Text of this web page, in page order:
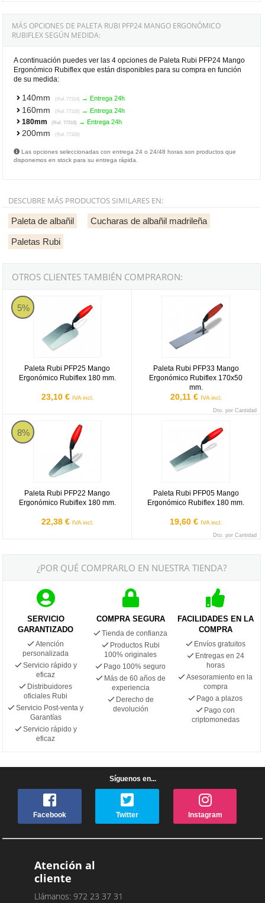
MÁS OPCIONES DE PALETA RUBI PFP24 MANGO ERGONÓMICO
RUBIFLEX SEGÚN MEDIDA:
A continuación puedes ver las 4 opciones de Paleta Rubi PFP24 Mango
Ergonómico Rubiflex que están disponibles para su compra en función
de su medida:
140mm (Ref. 77314) → Entrega 24h
160mm (Ref. 77316) → Entrega 24h
180mm (Ref. 77318) → Entrega 24h
200mm (Ref. 77320)
Las opciones seleccionadas con entrega 24 o 24/48 horas son productos que
disponemos en stock para su entrega rápida.
DESCUBRE MÁS PRODUCTOS SIMILARES EN:
Paleta de albañil Cucharas de albañil madrileña
Paletas Rubi
OTROS CLIENTES TAMBIÉN COMPRARON:
5%
Paleta Rubi PFP25 Mango
Ergonómico Rubiflex 180 mm.
23,10 € IVA incl.
Paleta Rubi PFP25 Mango Ergonómico Rubiflex 180 mm.
Paleta Rubi PFP33 Mango
Ergonómico Rubiflex 170x50
mm.
20,11 € IVA incl.
Dto. por Cantidad
8%
Paleta Rubi PFP22 Mango
Ergonómico Rubiflex 180 mm.
22,38 € IVA incl.
Paleta Rubi PFP22 Mango Ergonómico Rubiflex 180 mm.
Paleta Rubi PFP05 Mango
Ergonómico Rubiflex 180 mm.
19,60 € IVA incl.
Dto. por Cantidad
¿POR QUÉ COMPRARLO EN NUESTRA TIENDA?
SERVICIO
GARANTIZADO
Atención
personalizada
Servicio rápido y
eficaz
Distribuidores
oficiales Rubi
Servicio Post-venta y
Garantías
Servicio rápido y
eficaz
COMPRA SEGURA
Tienda de confianza
Productos Rubi
100% originales
Pago 100% seguro
Más de 60 años de
experiencia
Derecho de
devolución
FACILIDADES EN LA
COMPRA
Envíos gratuitos
Entregas en 24
horas
Asesoramiento en la
compra
Pago a plazos
Pago con
criptomonedas
Síguenos en...
Facebook Twitter Instagram
Atención al
cliente
Llámanos: 972 23 37 31